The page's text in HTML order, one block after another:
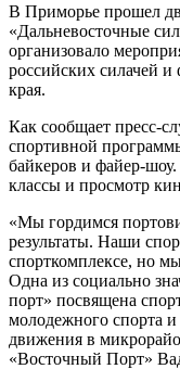
В Приморье прошел
«Дальневосточные
организовало
российских силачей
края.
Как сообщает пресс-
спортивной
байкеров и файер-
классы и просмотр
«Мы гордимся
результаты. Наши
спорткомплексе, но
Одна из социально
порт» посвящена
молодежного спорта и
движения в
«Восточный Порт»